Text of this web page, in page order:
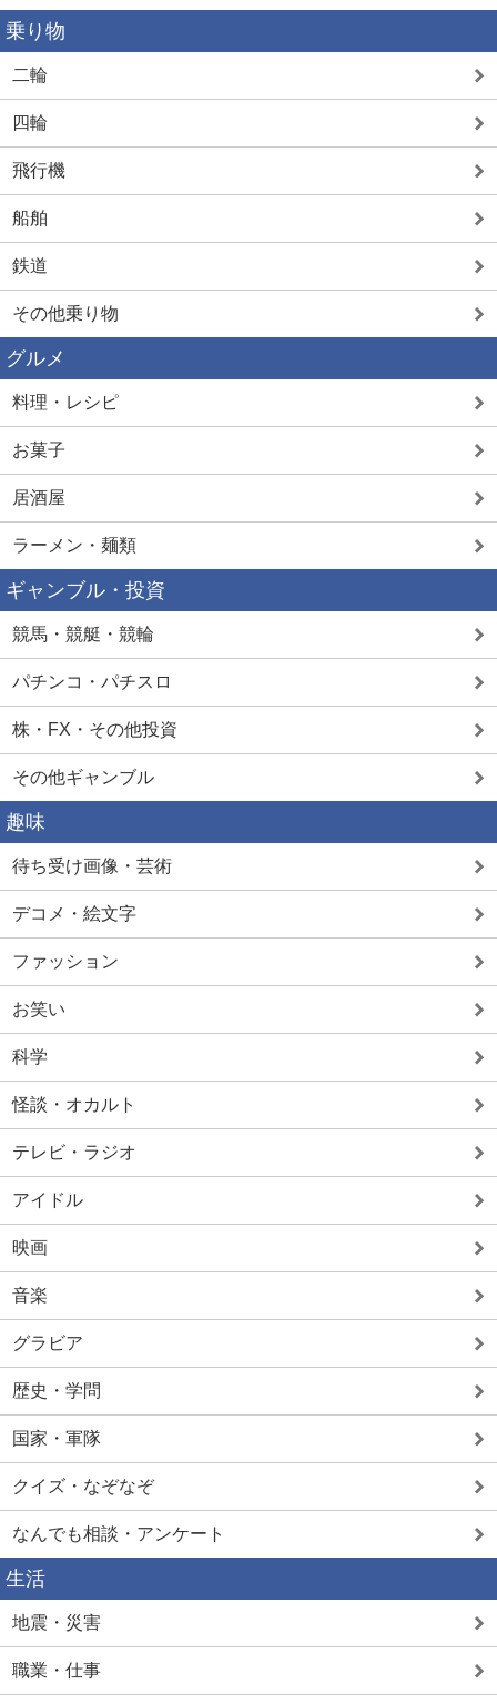
乗り物
二輪
四輪
飛行機
船舶
鉄道
その他乗り物
グルメ
料理・レシピ
お菓子
居酒屋
ラーメン・麺類
ギャンブル・投資
競馬・競艇・競輪
パチンコ・パチスロ
株・FX・その他投資
その他ギャンブル
趣味
待ち受け画像・芸術
デコメ・絵文字
ファッション
お笑い
科学
怪談・オカルト
テレビ・ラジオ
アイドル
映画
音楽
グラビア
歴史・学問
国家・軍隊
クイズ・なぞなぞ
なんでも相談・アンケート
生活
地震・災害
職業・仕事